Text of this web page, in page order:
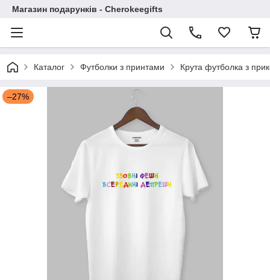
Магазин подарунків - Cherokeegifts
Каталог Футболки з принтами Крута футболка з
–27%